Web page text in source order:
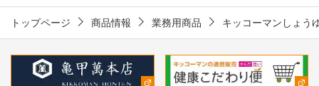
トップページ 商品情報 業務用商品 キッコーマンしょう